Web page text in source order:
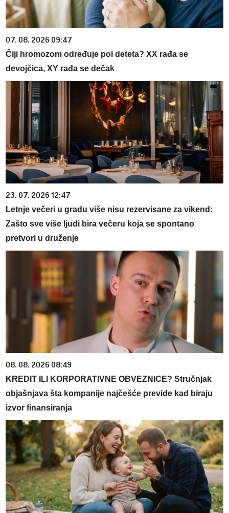
07. 08. 2026 09:47
Čiji hromozom određuje pol deteta? XX rađa se
devojčica, XY rađa se dečak
23. 07. 2026 12:47
Letnje večeri u gradu više nisu rezervisane za vikend:
Zašto sve više ljudi bira večeru koja se spontano
pretvori u druženje
08. 08. 2026 08:49
KREDIT ILI KORPORATIVNE OBVEZNICE? Stručnjak
objašnjava šta kompanije najčešće previde kad biraju
izvor finansiranja